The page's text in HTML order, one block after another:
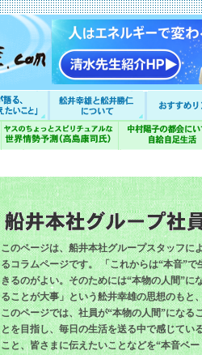
このページは、船井本社グループスタッフに
るコラムページです。 「これからは“本音”で
きるのがよい。そのためには“本物の人間”に
ることが大事」という舩井幸雄の思想のもと
このページでは、社員が“本物の人間”になる
とを目指し、毎日の生活を送る中で感じてい
こと、皆さまに伝えたいことなどを“本音ベー